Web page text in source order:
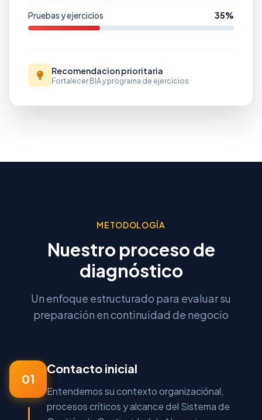
Pruebas y ejercicios 35%
Recomendacion prioritaria
Fortalecer BIA y programa de ejercicios
METODOLOGÍA
Nuestro proceso de
diagnóstico
Un enfoque estructurado para evaluar su
preparación en continuidad de negocio
01
Contacto inicial
Entendemos su contexto organizaciónal,
procesos críticos y alcance del Sistema de